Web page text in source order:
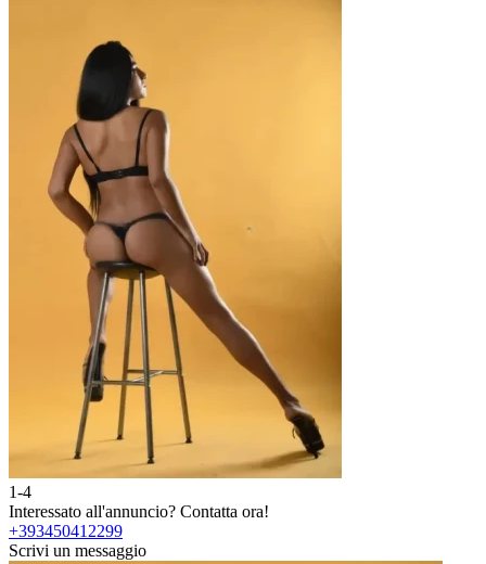
1-4
Interessato all'annuncio? Contatta ora!
+393450412299
Scrivi un messaggio